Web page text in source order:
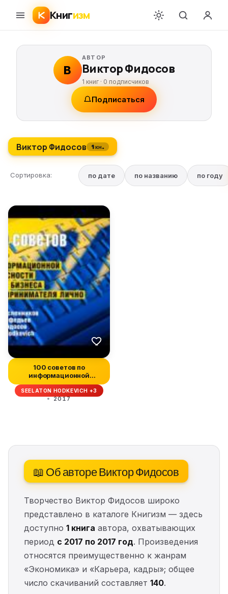
Книгизм
В
АВТОР
Виктор Фидосов
1 книг · 0 подписчиков
Подписаться
Виктор Фидосов 1 кн.
Сортировка: по дате по названию по году
100 советов по
информационной
безопасности малого...
SEELATON HODKEVICH +3
2017
📖 Об авторе Виктор Фидосов
Творчество Виктор Фидосов широко
представлено в каталоге Книгизм — здесь
доступно 1 книга автора, охватывающих
период с 2017 по 2017 год. Произведения
относятся преимущественно к жанрам
«Экономика» и «Карьера, кадры»; общее
число скачиваний составляет 140.